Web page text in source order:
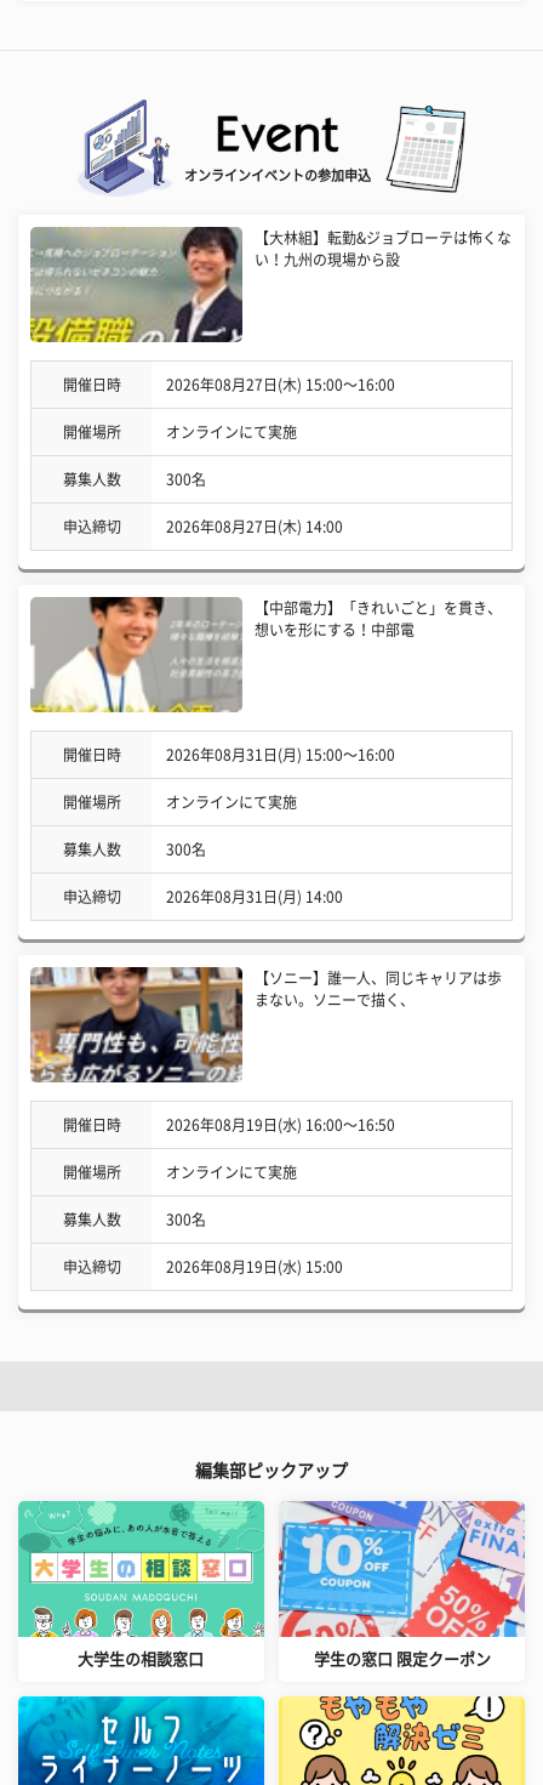
オンラインイベントの参加申込
【大林組】転勤&ジョブローテは怖くな
い！九州の現場から設
開催日時 2026年08月27日(木) 15:00〜16:00
開催場所 オンラインにて実施
募集人数 300名
申込締切 2026年08月27日(木) 14:00
【中部電力】「きれいごと」を貫き、
想いを形にする！中部電
開催日時 2026年08月31日(月) 15:00〜16:00
開催場所 オンラインにて実施
募集人数 300名
申込締切 2026年08月31日(月) 14:00
【ソニー】誰一人、同じキャリアは歩
まない。ソニーで描く、
開催日時 2026年08月19日(水) 16:00〜16:50
開催場所 オンラインにて実施
募集人数 300名
申込締切 2026年08月19日(水) 15:00
編集部ピックアップ
大学生の相談窓口 学生の窓口 限定クーポン